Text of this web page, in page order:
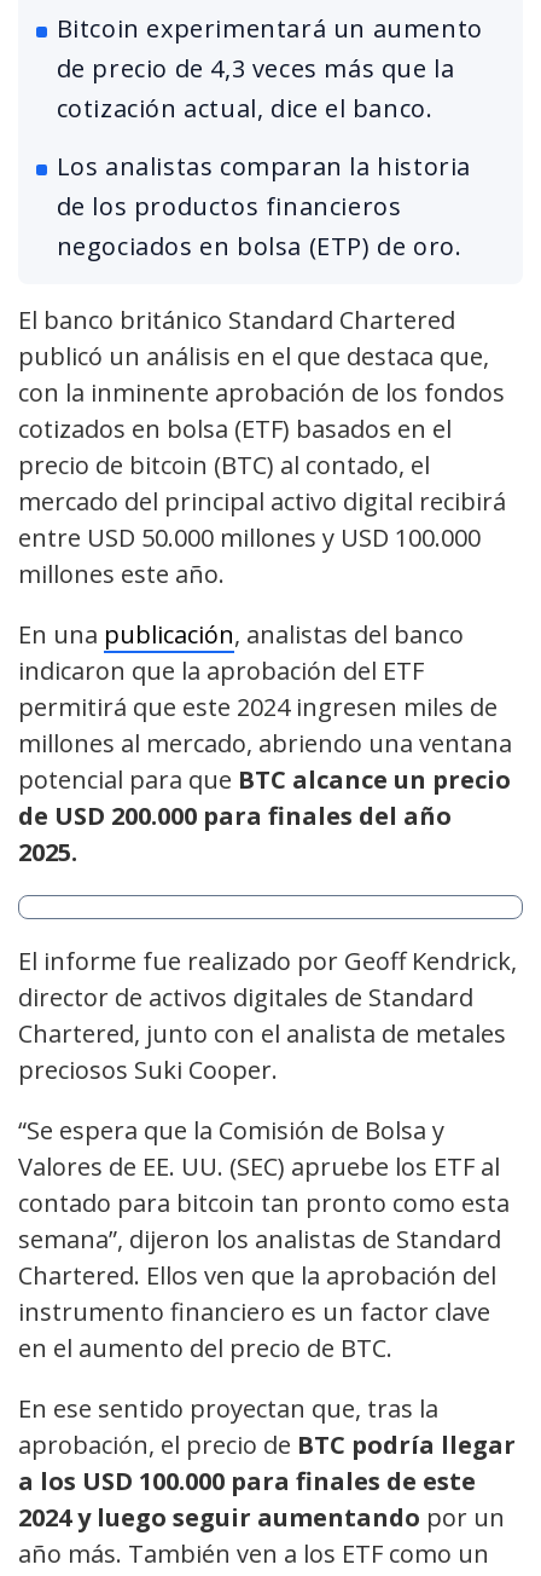
Bitcoin experimentará un aumento
de precio de 4,3 veces más que la
cotización actual, dice el banco.
Los analistas comparan la historia
de los productos financieros
negociados en bolsa (ETP) de oro.
El banco británico Standard Chartered
publicó un análisis en el que destaca que,
con la inminente aprobación de los fondos
cotizados en bolsa (ETF) basados en el
precio de bitcoin (BTC) al contado, el
mercado del principal activo digital recibirá
entre USD 50.000 millones y USD 100.000
millones este año.
En una publicación, analistas del banco
indicaron que la aprobación del ETF
permitirá que este 2024 ingresen miles de
millones al mercado, abriendo una ventana
potencial para que BTC alcance un precio
de USD 200.000 para finales del año
2025.
El informe fue realizado por Geoff Kendrick,
director de activos digitales de Standard
Chartered, junto con el analista de metales
preciosos Suki Cooper.
“Se espera que la Comisión de Bolsa y
Valores de EE. UU. (SEC) apruebe los ETF al
contado para bitcoin tan pronto como esta
semana”, dijeron los analistas de Standard
Chartered. Ellos ven que la aprobación del
instrumento financiero es un factor clave
en el aumento del precio de BTC.
En ese sentido proyectan que, tras la
aprobación, el precio de BTC podría llegar
a los USD 100.000 para finales de este
2024 y luego seguir aumentando por un
año más. También ven a los ETF como un